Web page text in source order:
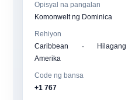
Opisyal na pangalan
Komonwelt ng Dominica
Rehiyon
Caribbean · Hilagang
Amerika
Code ng bansa
+1 767